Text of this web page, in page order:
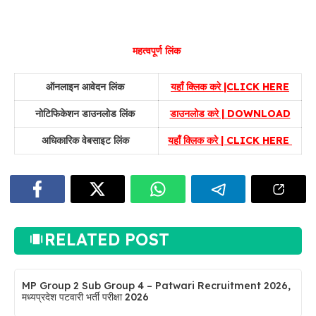
महत्वपूर्ण लिंक
ऑनलाइन आवेदन लिंक यहाँ क्लिक करे |CLICK HERE
नोटिफिकेशन डाउनलोड लिंक डाउनलोड करे | DOWNLOAD
अधिकारिक वेबसाइट लिंक यहाँ क्लिक करे | CLICK HERE
RELATED POST
MP Group 2 Sub Group 4 – Patwari Recruitment 2026,
मध्यप्रदेश पटवारी भर्ती परीक्षा 2026